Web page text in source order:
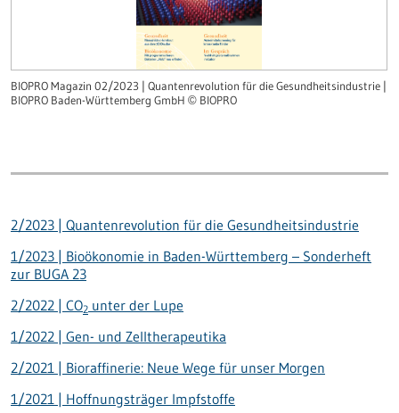
BIOPRO Magazin 02/2023 | Quantenrevolution für die Gesundheitsindustrie |
BIOPRO Baden-Württemberg GmbH © BIOPRO
2/2023 | Quantenrevolution für die Gesundheitsindustrie
1/2023 | Bioökonomie in Baden-Württemberg – Sonderheft
zur BUGA 23
2/2022 | CO2 unter der Lupe
1/2022 | Gen- und Zelltherapeutika
2/2021 | Bioraffinerie: Neue Wege für unser Morgen
1/2021 | Hoffnungsträger Impfstoffe